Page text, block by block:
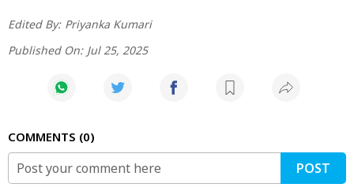
Edited By: Priyanka Kumari
Published On: Jul 25, 2025
COMMENTS 0
POST